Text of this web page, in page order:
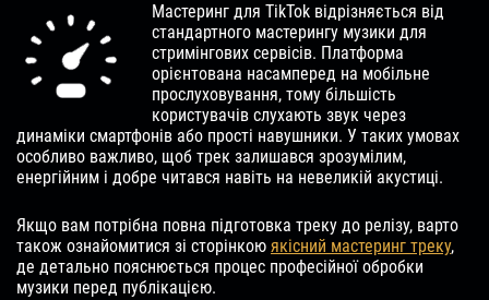
Мастеринг для TikTok відрізняється від
стандартного мастерингу музики для
стримінгових сервісів. Платформа
орієнтована насамперед на мобільне
прослуховування, тому більшість
користувачів слухають звук через
динаміки смартфонів або прості навушники. У таких умовах
особливо важливо, щоб трек залишався зрозумілим,
енергійним і добре читався навіть на невеликій акустиці.
Якщо вам потрібна повна підготовка треку до релізу, варто
також ознайомитися зі сторінкою якісний мастеринг треку,
де детально пояснюється процес професійної обробки
музики перед публікацією.